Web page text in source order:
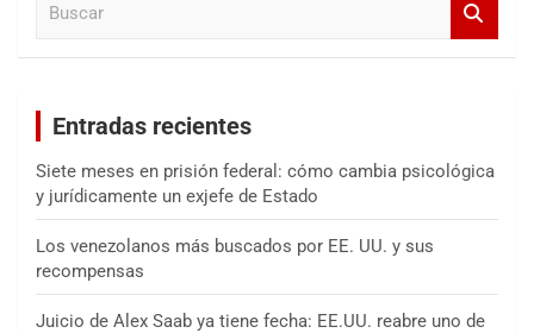
Entradas recientes
Siete meses en prisión federal: cómo cambia psicológica
y jurídicamente un exjefe de Estado
Los venezolanos más buscados por EE. UU. y sus
recompensas
Juicio de Alex Saab ya tiene fecha: EE.UU. reabre uno de